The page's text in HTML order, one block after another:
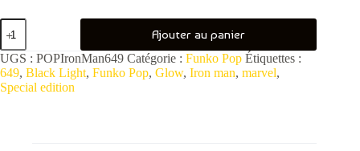
quantité
de
Funko
Pop
Iron
Man
Ajouter au panier
UGS : POPIronMan649 Catégorie : Funko Pop Étiquettes :
649, Black Light, Funko Pop, Glow, Iron man, marvel,
Special edition